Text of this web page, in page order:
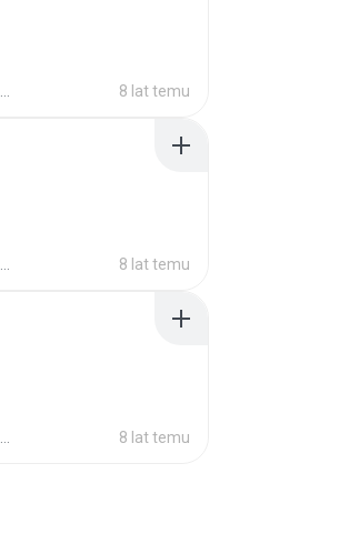
8 lat temu
8 lat temu
8 lat temu